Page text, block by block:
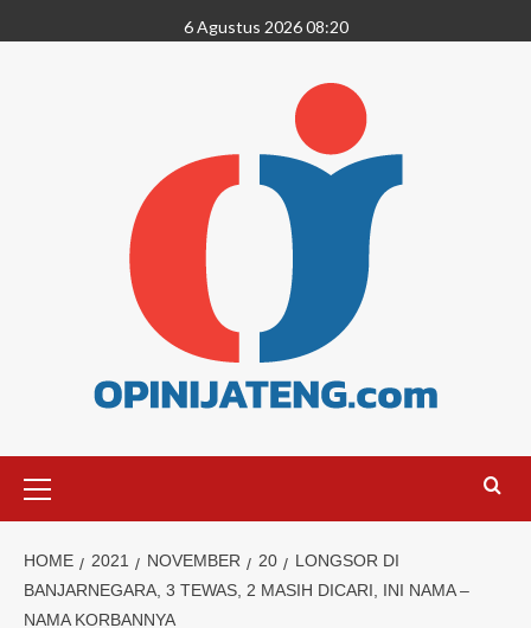
6 Agustus 2026 08:20
HOME 2021 NOVEMBER 20
LONGSOR DI
BANJARNEGARA, 3 TEWAS, 2 MASIH DICARI, INI NAMA –
NAMA KORBANNYA